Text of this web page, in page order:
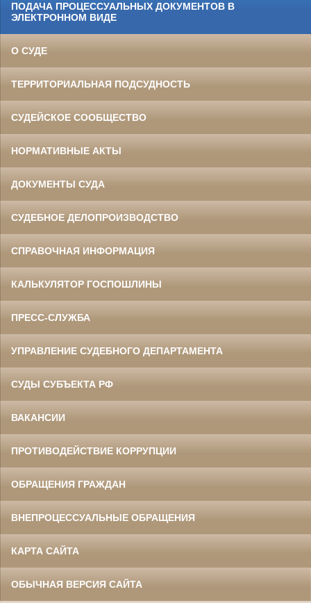
ПОДАЧА ПРОЦЕССУАЛЬНЫХ ДОКУМЕНТОВ В
ЭЛЕКТРОННОМ ВИДЕ
О СУДЕ
ТЕРРИТОРИАЛЬНАЯ ПОДСУДНОСТЬ
СУДЕЙСКОЕ СООБЩЕСТВО
НОРМАТИВНЫЕ АКТЫ
ДОКУМЕНТЫ СУДА
СУДЕБНОЕ ДЕЛОПРОИЗВОДСТВО
СПРАВОЧНАЯ ИНФОРМАЦИЯ
КАЛЬКУЛЯТОР ГОСПОШЛИНЫ
ПРЕСС-СЛУЖБА
УПРАВЛЕНИЕ СУДЕБНОГО ДЕПАРТАМЕНТА
СУДЫ СУБЪЕКТА РФ
ВАКАНСИИ
ПРОТИВОДЕЙСТВИЕ КОРРУПЦИИ
ОБРАЩЕНИЯ ГРАЖДАН
ВНЕПРОЦЕССУАЛЬНЫЕ ОБРАЩЕНИЯ
КАРТА САЙТА
ОБЫЧНАЯ ВЕРСИЯ САЙТА